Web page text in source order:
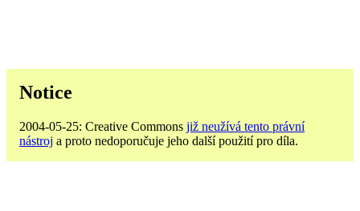
Notice
2004-05-25: Creative Commons již neužívá tento právní
nástroj a proto nedoporučuje jeho další použití pro díla.